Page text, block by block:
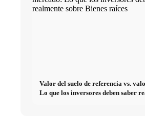
Valor del suelo de referencia vs.
Lo que los inversores deben saber